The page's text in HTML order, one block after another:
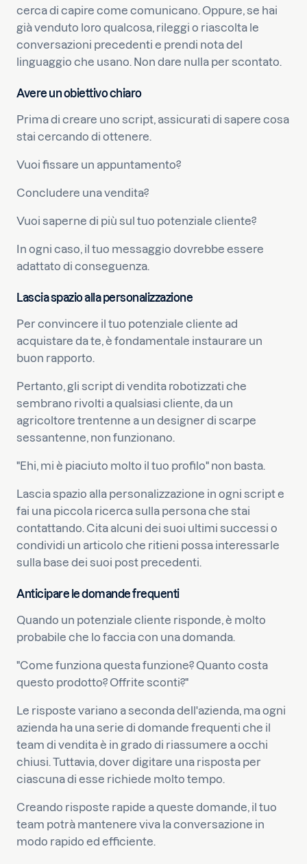
cerca di capire come comunicano. Oppure, se hai
già venduto loro qualcosa, rileggi o riascolta le
conversazioni precedenti e prendi nota del
linguaggio che usano. Non dare nulla per scontato.
Avere un obiettivo chiaro
Prima di creare uno script, assicurati di sapere cosa
stai cercando di ottenere.
Vuoi fissare un appuntamento?
Concludere una vendita?
Vuoi saperne di più sul tuo potenziale cliente?
In ogni caso, il tuo messaggio dovrebbe essere
adattato di conseguenza.
Lascia spazio alla personalizzazione
Per convincere il tuo potenziale cliente ad
acquistare da te, è fondamentale instaurare un
buon rapporto.
Pertanto, gli script di vendita robotizzati che
sembrano rivolti a qualsiasi cliente, da un
agricoltore trentenne a un designer di scarpe
sessantenne, non funzionano.
"Ehi, mi è piaciuto molto il tuo profilo" non basta.
Lascia spazio alla personalizzazione in ogni script e
fai una piccola ricerca sulla persona che stai
contattando. Cita alcuni dei suoi ultimi successi o
condividi un articolo che ritieni possa interessarle
sulla base dei suoi post precedenti.
Anticipare le domande frequenti
Quando un potenziale cliente risponde, è molto
probabile che lo faccia con una domanda.
"Come funziona questa funzione? Quanto costa
questo prodotto? Offrite sconti?"
Le risposte variano a seconda dell'azienda, ma ogni
azienda ha una serie di domande frequenti che il
team di vendita è in grado di riassumere a occhi
chiusi. Tuttavia, dover digitare una risposta per
ciascuna di esse richiede molto tempo.
Creando risposte rapide a queste domande, il tuo
team potrà mantenere viva la conversazione in
modo rapido ed efficiente.